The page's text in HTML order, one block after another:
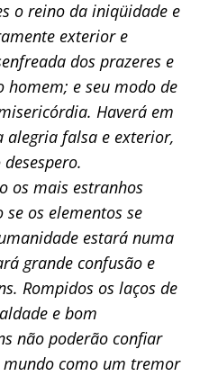
o reino da iniqüidade e
exterior e
dos prazeres e
homem; e seu modo de
Haverá em
alegria falsa e exterior,
os mais estranhos
os elementos se
estará numa
grande confusão e
Rompidos os laços de
e bom
não poderão confiar
como um tremor